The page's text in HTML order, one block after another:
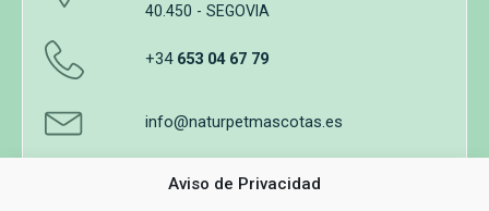
Aviso de Privacidad
40.450 - SEGOVIA
+34 653 04 67 79
info@naturpetmascotas.es